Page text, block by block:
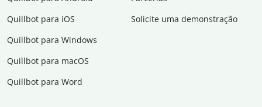
Quillbot para iOS
Quillbot para Windows
Quillbot para macOS
Quillbot para Word
Solicite uma demonstração